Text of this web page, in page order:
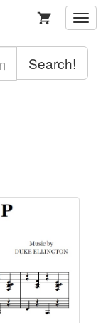
Search!